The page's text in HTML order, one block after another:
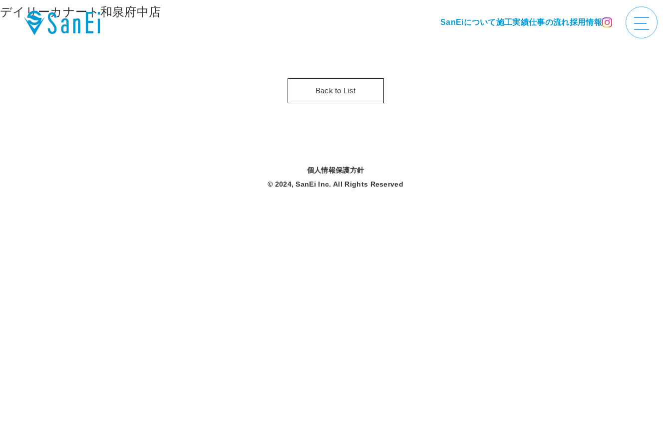
SanEiについて施工実績仕事の流れ採用情報
デイリーカナート和泉府中店
Back to List
個人情報保護方針
© 2024, SanEi Inc. All Rights Reserved